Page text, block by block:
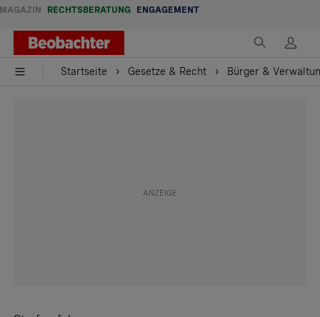
MAGAZIN RECHTSBERATUNG ENGAGEMENT
Startseite Gesetze & Recht Bürger &